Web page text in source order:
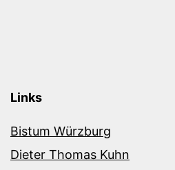
Links
Bistum Würzburg
Dieter Thomas Kuhn